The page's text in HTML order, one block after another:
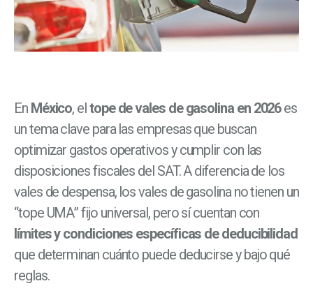
En México, eltope de vales de gasolina en 2026es
un tema clave para las empresas que buscan
optimizar gastos operativos y cumplir con las
disposiciones fiscales del SAT. A diferencia de los
vales de despensa, los vales de gasolina no tienen un
“tope UMA” fijo universal, pero sí cuentan con
límites y condiciones específicas de deducibilidad
que determinan cuánto puede deducirse y bajo qué
reglas.